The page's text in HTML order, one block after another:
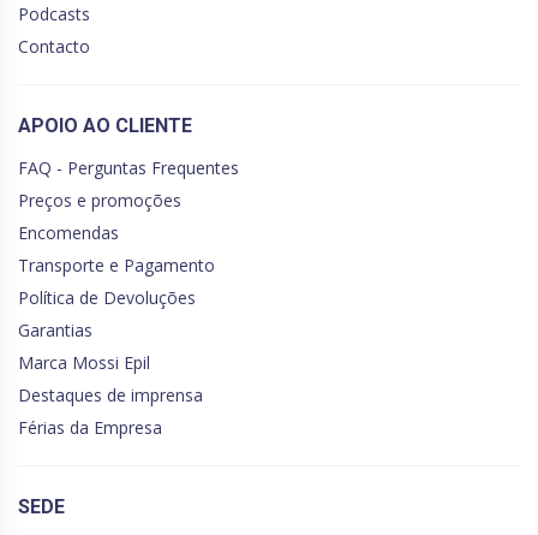
Podcasts
Contacto
APOIO AO CLIENTE
FAQ - Perguntas Frequentes
Preços e promoções
Encomendas
Transporte e Pagamento
Política de Devoluções
Garantias
Marca Mossi Epil
Destaques de imprensa
Férias da Empresa
SEDE